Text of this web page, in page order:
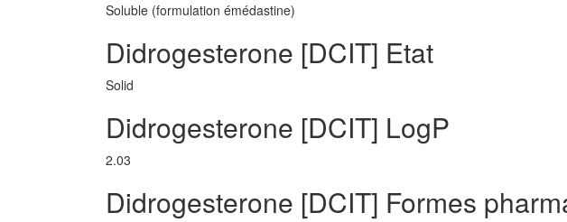
Soluble (formulation émédastine)
Didrogesterone [DCIT] Etat
Solid
Didrogesterone [DCIT] LogP
2.03
Didrogesterone [DCIT] Formes